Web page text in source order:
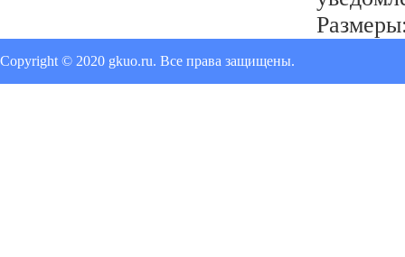
Copyright © 2020 gkuo.ru. Все права защищены.